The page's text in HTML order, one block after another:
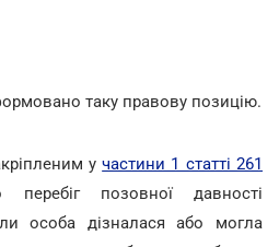
таку правову позицію.
участини 1 статті 261
позовної давності
особа дізналася або могла